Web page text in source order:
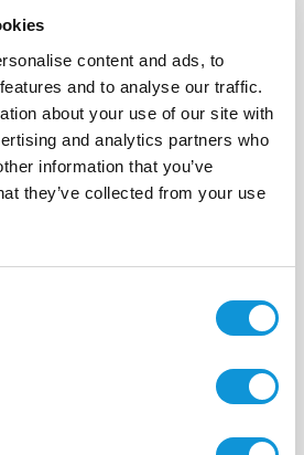
content and ads, to
and to analyse our traffic.
about your use of our site with
and analytics partners who
information that you’ve
they’ve collected from your use
directement au :